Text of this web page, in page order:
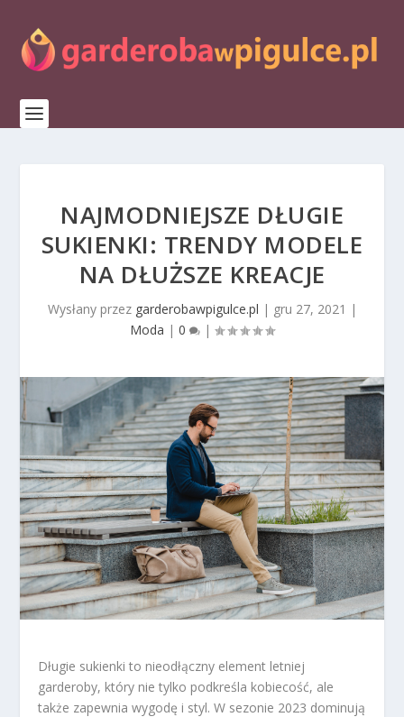
NAJMODNIEJSZE DŁUGIE
SUKIENKI: TRENDY MODELE
NA DŁUŻSZE KREACJE
Wysłany przez garderobawpigulce.pl | gru 27, 2021 |
Moda | 0 |
Długie sukienki to nieodłączny element letniej
garderoby, który nie tylko podkreśla kobiecość, ale
także zapewnia wygodę i styl. W sezonie 2023 dominują